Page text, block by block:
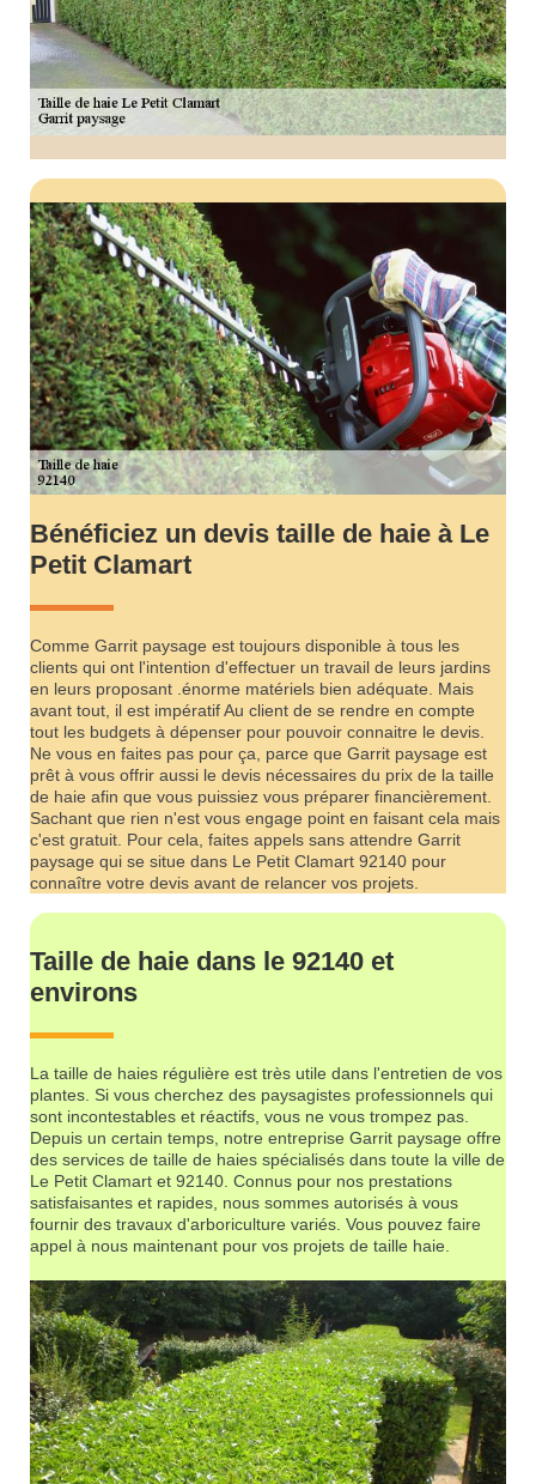
Bénéficiez un devis taille de haie à Le
Petit Clamart
Comme Garrit paysage est toujours disponible à tous les
clients qui ont l'intention d'effectuer un travail de leurs jardins
en leurs proposant .énorme matériels bien adéquate. Mais
avant tout, il est impératif Au client de se rendre en compte
tout les budgets à dépenser pour pouvoir connaitre le devis.
Ne vous en faites pas pour ça, parce que Garrit paysage est
prêt à vous offrir aussi le devis nécessaires du prix de la taille
de haie afin que vous puissiez vous préparer financièrement.
Sachant que rien n'est vous engage point en faisant cela mais
c'est gratuit. Pour cela, faites appels sans attendre Garrit
paysage qui se situe dans Le Petit Clamart 92140 pour
connaître votre devis avant de relancer vos projets.
Taille de haie dans le 92140 et
environs
La taille de haies régulière est très utile dans l'entretien de vos
plantes. Si vous cherchez des paysagistes professionnels qui
sont incontestables et réactifs, vous ne vous trompez pas.
Depuis un certain temps, notre entreprise Garrit paysage offre
des services de taille de haies spécialisés dans toute la ville de
Le Petit Clamart et 92140. Connus pour nos prestations
satisfaisantes et rapides, nous sommes autorisés à vous
fournir des travaux d'arboriculture variés. Vous pouvez faire
appel à nous maintenant pour vos projets de taille haie.